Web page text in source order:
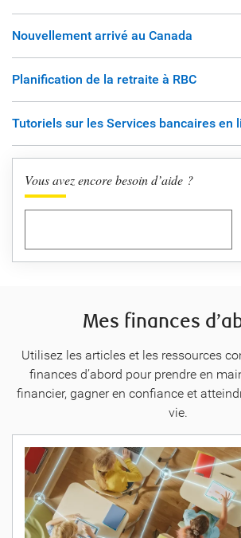
Nouvellement arrivé au Canada
Planification de la retraite à RBC
Tutoriels sur les Services bancaires en
Vous avez encore besoin d’aide ?
Mes finances
Utilisez les articles et les ressources
finances d’abord pour prendre en
financier, gagner en confiance et
vie.